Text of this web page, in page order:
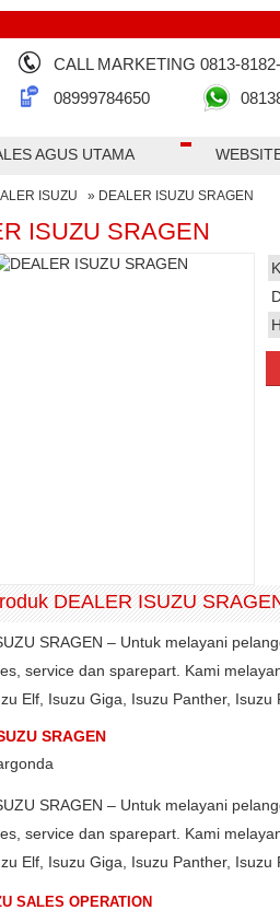
CALL MARKETING 0813-
08999784650
UTAMA WEBSITE
ISUZU » DEALER ISUZU SRAGEN
ISUZU SRAGEN
DEALER ISUZU
SRAGEN – Untuk melayani
service dan sparepart. Kami
Elf, Isuzu Giga, Isuzu Panther,
SRAGEN
SRAGEN – Untuk melayani
service dan sparepart. Kami
Elf, Isuzu Giga, Isuzu Panther,
SALES OPERATION